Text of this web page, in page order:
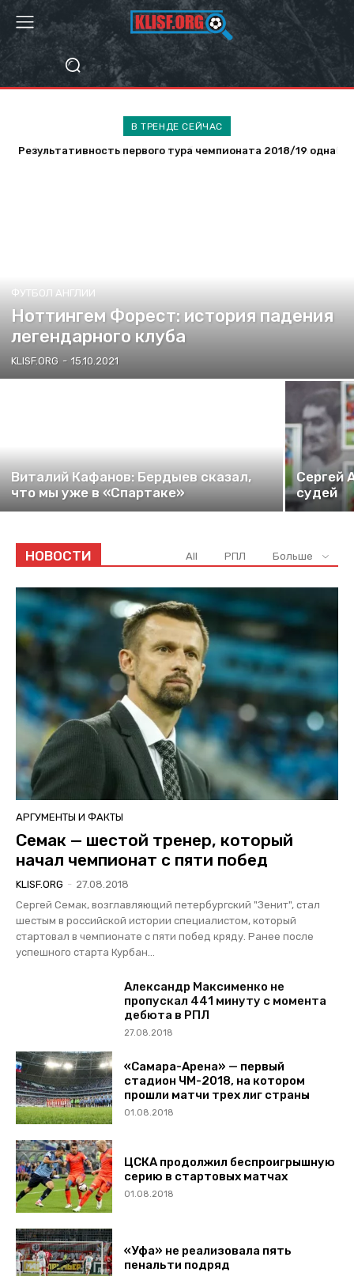
В ТРЕНДЕ СЕЙЧАС
Самые дорогие продажи футболистов у российских клубов
ФУТБОЛ АНГЛИИ
Ноттингем Форест: история падения
легендарного клуба
KLISF.ORG - 15.10.2021
Виталий Кафанов: Бердыев сказал,
что мы уже в «Спартаке»
Сергей
судей
НОВОСТИ All РПЛ Больше
АРГУМЕНТЫ И ФАКТЫ
Семак — шестой тренер, который
начал чемпионат с пяти побед
KLISF.ORG - 27.08.2018
Сергей Семак, возглавляющий петербургский "Зенит", стал
шестым в российской истории специалистом, который
стартовал в чемпионате с пяти побед кряду. Ранее после
успешного старта Курбан...
Александр Максименко не
пропускал 441 минуту с момента
дебюта в РПЛ
27.08.2018
«Самара-Арена» — первый
стадион ЧМ-2018, на котором
прошли матчи трех лиг страны
01.08.2018
ЦСКА продолжил беспроигрышную
серию в стартовых матчах
01.08.2018
«Уфа» не реализовала пять
пенальти подряд